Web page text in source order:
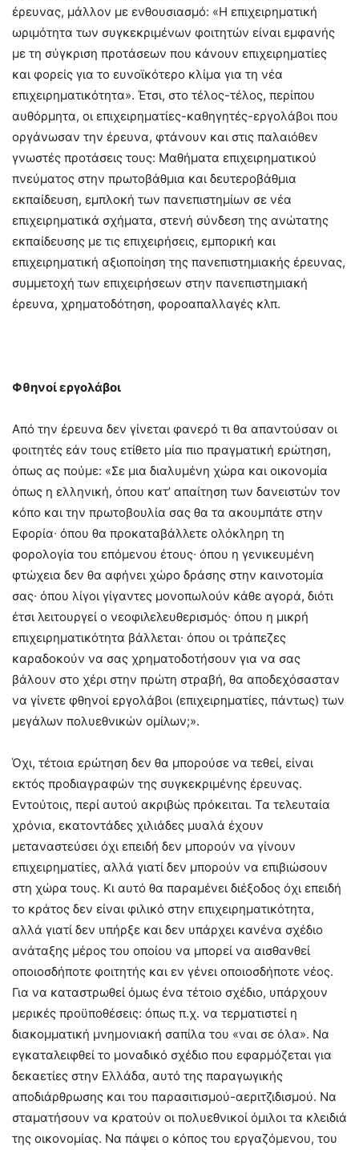
έρευνας, μάλλον με ενθουσιασμό: «Η επιχειρηματική
ωριμότητα των συγκεκριμένων φοιτητών είναι εμφανής
με τη σύγκριση προτάσεων που κάνουν επιχειρηματίες
και φορείς για το ευνοϊκότερο κλίμα για τη νέα
επιχειρηματικότητα». Έτσι, στο τέλος-τέλος, περίπου
αυθόρμητα, οι επιχειρηματίες-καθηγητές-εργολάβοι που
οργάνωσαν την έρευνα, φτάνουν και στις παλαιόθεν
γνωστές προτάσεις τους: Μαθήματα επιχειρηματικού
πνεύματος στην πρωτοβάθμια και δευτεροβάθμια
εκπαίδευση, εμπλοκή των πανεπιστημίων σε νέα
επιχειρηματικά σχήματα, στενή σύνδεση της ανώτατης
εκπαίδευσης με τις επιχειρήσεις, εμπορική και
επιχειρηματική αξιοποίηση της πανεπιστημιακής έρευνας,
συμμετοχή των επιχειρήσεων στην πανεπιστημιακή
έρευνα, χρηματοδότηση, φοροαπαλλαγές κλπ.
Φθηνοί εργολάβοι
Από την έρευνα δεν γίνεται φανερό τι θα απαντούσαν οι
φοιτητές εάν τους ετίθετο μία πιο πραγματική ερώτηση,
όπως ας πούμε: «Σε μια διαλυμένη χώρα και οικονομία
όπως η ελληνική, όπου κατ’ απαίτηση των δανειστών τον
κόπο και την πρωτοβουλία σας θα τα ακουμπάτε στην
Εφορία∙ όπου θα προκαταβάλλετε ολόκληρη τη
φορολογία του επόμενου έτους∙ όπου η γενικευμένη
φτώχεια δεν θα αφήνει χώρο δράσης στην καινοτομία
σας∙ όπου λίγοι γίγαντες μονοπωλούν κάθε αγορά, διότι
έτσι λειτουργεί ο νεοφιλελευθερισμός∙ όπου η μικρή
επιχειρηματικότητα βάλλεται∙ όπου οι τράπεζες
καραδοκούν να σας χρηματοδοτήσουν για να σας
βάλουν στο χέρι στην πρώτη στραβή, θα αποδεχόσασταν
να γίνετε φθηνοί εργολάβοι (επιχειρηματίες, πάντως) των
μεγάλων πολυεθνικών ομίλων;».
Όχι, τέτοια ερώτηση δεν θα μπορούσε να τεθεί, είναι
εκτός προδιαγραφών της συγκεκριμένης έρευνας.
Εντούτοις, περί αυτού ακριβώς πρόκειται. Τα τελευταία
χρόνια, εκατοντάδες χιλιάδες μυαλά έχουν
μεταναστεύσει όχι επειδή δεν μπορούν να γίνουν
επιχειρηματίες, αλλά γιατί δεν μπορούν να επιβιώσουν
στη χώρα τους. Κι αυτό θα παραμένει διέξοδος όχι επειδή
το κράτος δεν είναι φιλικό στην επιχειρηματικότητα,
αλλά γιατί δεν υπήρξε και δεν υπάρχει κανένα σχέδιο
ανάταξης μέρος του οποίου να μπορεί να αισθανθεί
οποιοσδήποτε φοιτητής και εν γένει οποιοσδήποτε νέος.
Για να καταστρωθεί όμως ένα τέτοιο σχέδιο, υπάρχουν
μερικές προϋποθέσεις: όπως π.χ. να τερματιστεί η
διακομματική μνημονιακή σαπίλα του «ναι σε όλα». Να
εγκαταλειφθεί το μοναδικό σχέδιο που εφαρμόζεται για
δεκαετίες στην Ελλάδα, αυτό της παραγωγικής
αποδιάρθρωσης και του παρασιτισμού-αεριτζιδισμού. Να
σταματήσουν να κρατούν οι πολυεθνικοί όμιλοι τα κλειδιά
της οικονομίας. Να πάψει ο κόπος του εργαζόμενου, του